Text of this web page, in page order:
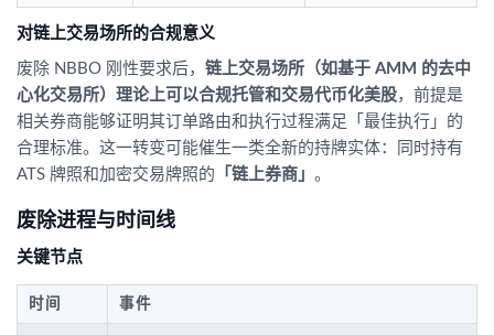
对链上交易场所的合规意义
废除 NBBO 刚性要求后， 链上交易场所（如基于 AMM 的去中
心化交易所）理论上可以合规托管和交易代币化美股，前提是
相关券商能够证明其订单路由和执行过程满足「最佳执行」的
合理标准。这一转变可能催生一类全新的持牌实体：同时持有
ATS 牌照和加密交易牌照的 「链上券商」 。
废除进程与时间线
关键节点
时间 事件